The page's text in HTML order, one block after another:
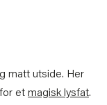
matt utside. Her
et magisk lysfat.